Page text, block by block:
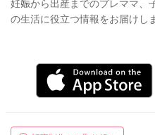
妊娠から出産までのプレママ、
の生活に役立つ情報をお届けし